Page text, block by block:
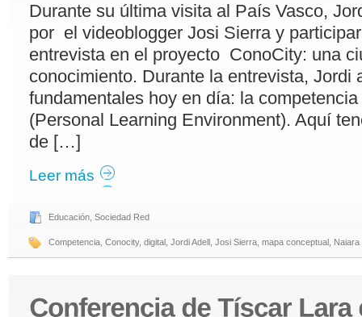
Durante su última visita al País Vasco,
por el videoblogger Josi Sierra y
entrevista en el proyecto ConoCity: una
conocimiento. Durante la entrevista, Jordi
fundamentales hoy en día: la
(Personal Learning Environment). Aquí
de […]
Leer más
Educación Sociedad Red
Competencia Conocity, digital Jordi Adell Josi Sierra mapa conceptual Naiara